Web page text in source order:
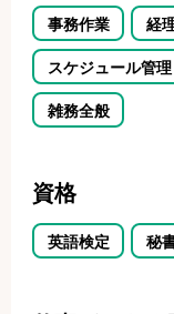
事務作業 経
スケジュール管理
雑務全般
資格
英語検定 秘